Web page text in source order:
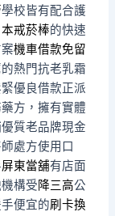
學校皆有配合護
本戒菸棒的快速
機車借款免留
熱門抗老乳霜
優良借款正派
方，擁有實體
質老品牌現金
處方使用口
屏東當舖有店面
構受降三高公
便宜的刷卡換